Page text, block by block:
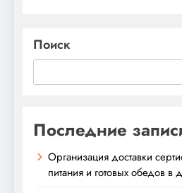
Поиск
Последние
Организация доставки
питания и готовых обедов в